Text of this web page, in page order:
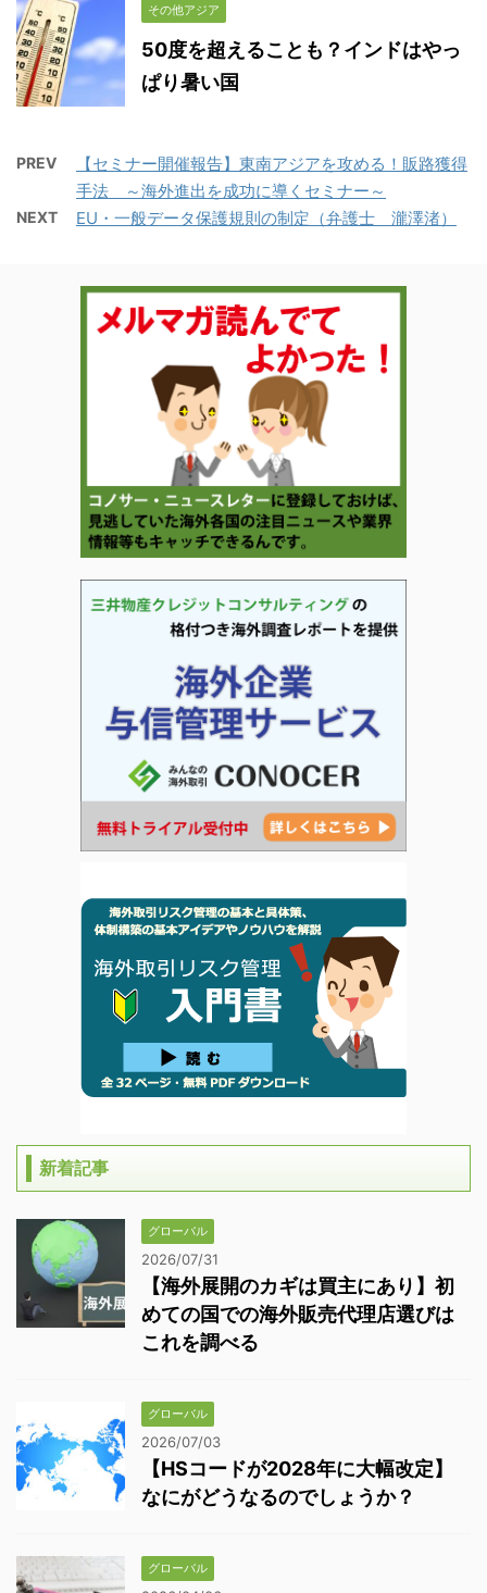
その他アジア
50度を超えることも？インドはやっ
ぱり暑い国
PREV
【セミナー開催報告】東南アジアを攻める！販路獲得
手法 ～海外進出を成功に導くセミナー～
NEXT EU・一般データ保護規則の制定（弁護士 瀧澤渚）
新着記事
グローバル
2026/07/31
【海外展開のカギは買主にあり】初
めての国での海外販売代理店選びは
これを調べる
グローバル
2026/07/03
【HSコードが2028年に大幅改定】
なにがどうなるのでしょうか？
グローバル